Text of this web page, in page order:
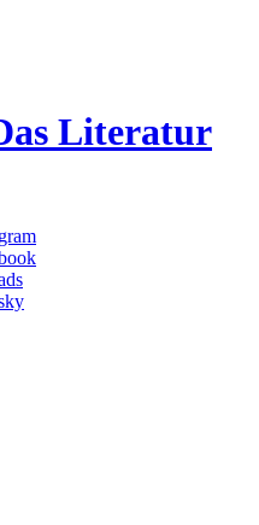
Literatur